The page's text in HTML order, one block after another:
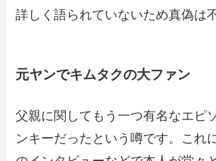
詳しく語られていないため真偽は
元ヤンでキムタクの大ファン
父親に関してもう一つ有名なエピ
ンキーだったという噂です。これ